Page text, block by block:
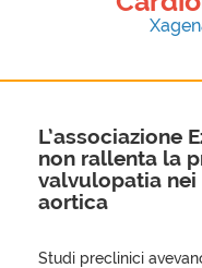
L’associazione
non rallenta la
valvulopatia nei
aortica
Studi preclinici